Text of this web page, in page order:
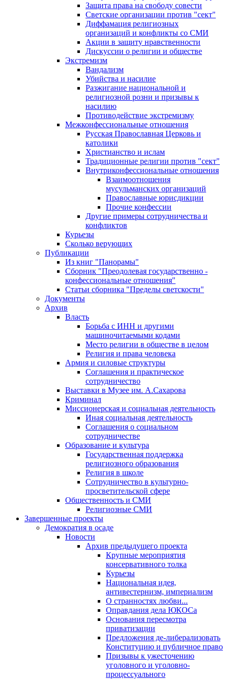
Защита права на свободу совести
Светские организации против "сект"
Диффамация религиозных
организаций и конфликты со СМИ
Акции в защиту нравственности
Дискуссии о религии и обществе
Экстремизм
Вандализм
Убийства и насилие
Разжигание национальной и
религиозной розни и призывы к
насилию
Противодействие экстремизму
Межконфессиональные отношения
Русская Православная Церковь и
католики
Христианство и ислам
Традиционные религии против "сект"
Внутриконфессиональные отношения
Взаимоотношения
мусульманских организаций
Православные юрисдикции
Прочие конфессии
Другие примеры сотрудничества и
конфликтов
Курьезы
Сколько верующих
Публикации
Из книг "Панорамы"
Сборник "Преодолевая государственно -
конфессиональные отношения"
Статьи сборника "Пределы светскости"
Документы
Архив
Власть
Борьба с ИНН и другими
машиночитаемыми кодами
Место религии в обществе в целом
Религия и права человека
Армия и силовые структуры
Соглашения и практическое
сотрудничество
Выставки в Музее им. А.Сахарова
Криминал
Миссионерская и социальная деятельность
Иная социальная деятельность
Соглашения о социальном
сотрудничестве
Образование и культура
Государственная поддержка
религиозного образования
Религия в школе
Сотрудничество в культурно-
просветительской сфере
Общественность и СМИ
Религиозные СМИ
Завершенные проекты
Демократия в осаде
Новости
Архив предыдущего проекта
Крупные мероприятия
консервативного толка
Курьезы
Национальная идея,
антивестернизм, империализм
О странностях любви...
Оправдания дела ЮКОСа
Основания пересмотра
приватизации
Предложения де-либерализовать
Конституцию и публичное право
Призывы к ужесточению
уголовного и уголовно-
процессуального